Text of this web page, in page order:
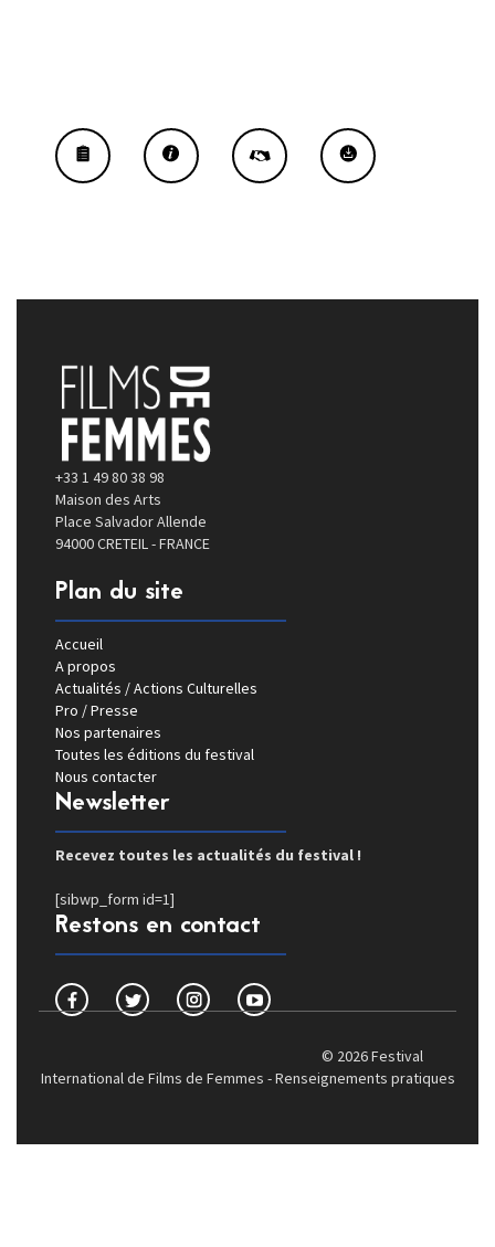
+33 1 49 80 38 98
Maison des Arts
Place Salvador Allende
94000 CRETEIL - FRANCE
Plan du site
Accueil
A propos
Actualités / Actions Culturelles
Pro / Presse
Nos partenaires
Toutes les éditions du festival
Nous contacter
Newsletter
Recevez toutes les actualités du festival !
[sibwp_form id=1]
Restons en contact
© 2026 Festival
International de Films de Femmes -Renseignements pratiques